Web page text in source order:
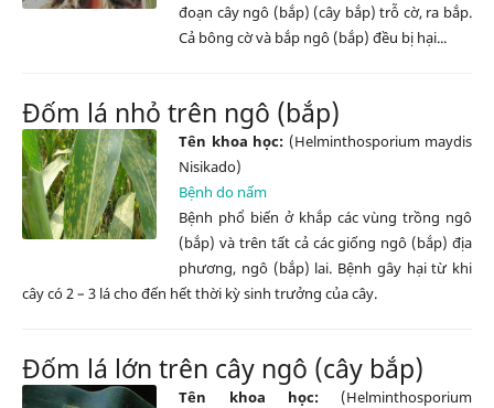
đoạn cây ngô (bắp) (cây bắp) trỗ cờ, ra bắp.
Cả bông cờ và bắp ngô (bắp) đều bị hại...
Đốm lá nhỏ trên ngô (bắp)
Tên khoa học: (Helminthosporium maydis
Nisikado)
Bệnh do nấm
Bệnh phổ biến ở khắp các vùng trồng ngô
(bắp) và trên tất cả các giống ngô (bắp) địa
phương, ngô (bắp) lai. Bệnh gây hại từ khi
cây có 2 – 3 lá cho đến hết thời kỳ sinh trưởng của cây.
Đốm lá lớn trên cây ngô (cây bắp)
Tên khoa học: (Helminthosporium